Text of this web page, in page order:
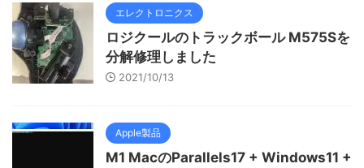
エレクトロニクス
ロジクールのトラックボール M575Sを
分解修理しました
2021/10/13
Apple製品
M1 MacのParallels17 + Windows11 +